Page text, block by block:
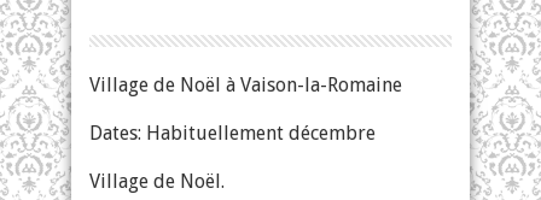
Village de Noël à Vaison-la-Romaine
Dates: Habituellement décembre
Village de Noël.